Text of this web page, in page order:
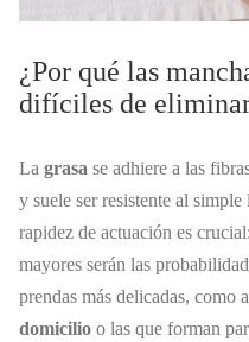
¿Por qué las
difíciles de
La grasa se adhiere a las
y suele ser resistente al
rapidez de actuación es
mayores serán las
prendas más delicadas, como
domicilio o las que forman